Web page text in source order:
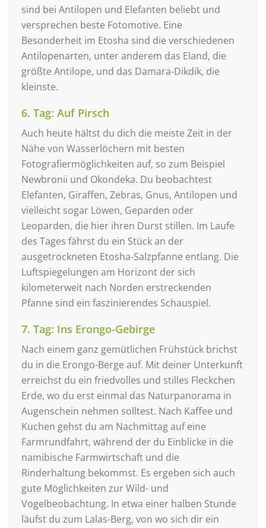
sind bei Antilopen und Elefanten beliebt und
versprechen beste Fotomotive. Eine
Besonderheit im Etosha sind die verschiedenen
Antilopenarten, unter anderem das Eland, die
größte Antilope, und das Damara-Dikdik, die
kleinste.
6. Tag: Auf Pirsch
Auch heute hältst du dich die meiste Zeit in der
Nähe von Wasserlöchern mit besten
Fotografiermöglichkeiten auf, so zum Beispiel
Newbronii und Okondeka. Du beobachtest
Elefanten, Giraffen, Zebras, Gnus, Antilopen und
vielleicht sogar Löwen, Geparden oder
Leoparden, die hier ihren Durst stillen. Im Laufe
des Tages fährst du ein Stück an der
ausgetrockneten Etosha-Salzpfanne entlang. Die
Luftspiegelungen am Horizont der sich
kilometerweit nach Norden erstreckenden
Pfanne sind ein faszinierendes Schauspiel.
7. Tag: Ins Erongo-Gebirge
Nach einem ganz gemütlichen Frühstück brichst
du in die Erongo-Berge auf. Mit deiner Unterkunft
erreichst du ein friedvolles und stilles Fleckchen
Erde, wo du erst einmal das Naturpanorama in
Augenschein nehmen solltest. Nach Kaffee und
Kuchen gehst du am Nachmittag auf eine
Farmrundfahrt, während der du Einblicke in die
namibische Farmwirtschaft und die
Rinderhaltung bekommst. Es ergeben sich auch
gute Möglichkeiten zur Wild- und
Vogelbeobachtung. In etwa einer halben Stunde
läufst du zum Lalas-Berg, von wo sich dir ein